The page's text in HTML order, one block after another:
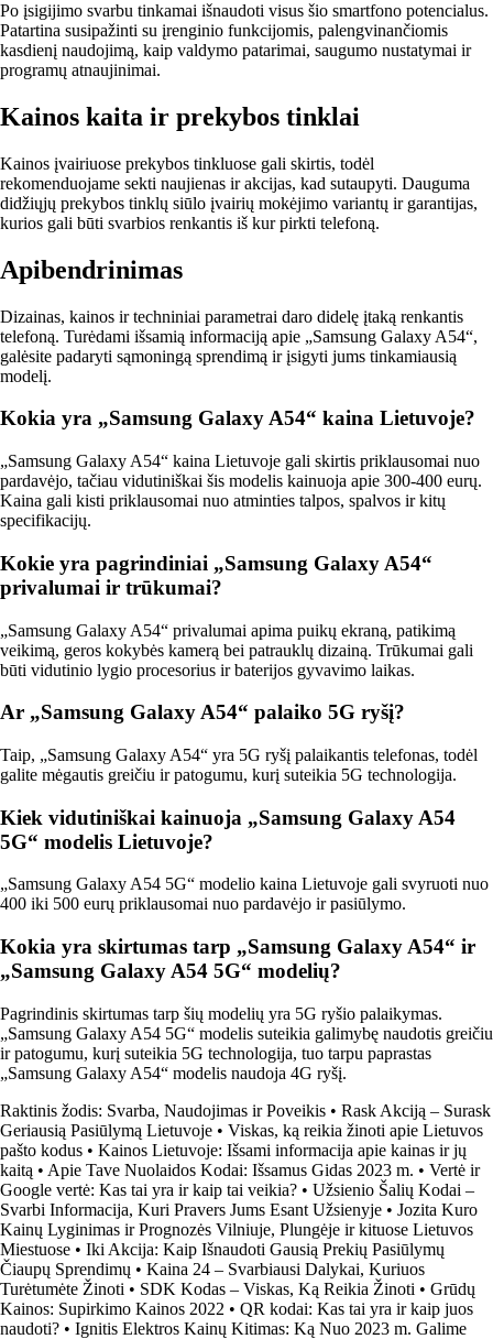
Po įsigijimo svarbu tinkamai išnaudoti visus šio smartfono potencialus.
Patartina susipažinti su įrenginio funkcijomis, palengvinančiomis
kasdienį naudojimą, kaip valdymo patarimai, saugumo nustatymai ir
programų atnaujinimai.
Kainos kaita ir prekybos tinklai
Kainos įvairiuose prekybos tinkluose gali skirtis, todėl
rekomenduojame sekti naujienas ir akcijas, kad sutaupyti. Dauguma
didžiųjų prekybos tinklų siūlo įvairių mokėjimo variantų ir garantijas,
kurios gali būti svarbios renkantis iš kur pirkti telefoną.
Apibendrinimas
Dizainas, kainos ir techniniai parametrai daro didelę įtaką renkantis
telefoną. Turėdami išsamią informaciją apie „Samsung Galaxy A54“,
galėsite padaryti sąmoningą sprendimą ir įsigyti jums tinkamiausią
modelį.
Kokia yra „Samsung Galaxy A54“ kaina Lietuvoje?
„Samsung Galaxy A54“ kaina Lietuvoje gali skirtis priklausomai nuo
pardavėjo, tačiau vidutiniškai šis modelis kainuoja apie 300-400 eurų.
Kaina gali kisti priklausomai nuo atminties talpos, spalvos ir kitų
specifikacijų.
Kokie yra pagrindiniai „Samsung Galaxy A54“
privalumai ir trūkumai?
„Samsung Galaxy A54“ privalumai apima puikų ekraną, patikimą
veikimą, geros kokybės kamerą bei patrauklų dizainą. Trūkumai gali
būti vidutinio lygio procesorius ir baterijos gyvavimo laikas.
Ar „Samsung Galaxy A54“ palaiko 5G ryšį?
Taip, „Samsung Galaxy A54“ yra 5G ryšį palaikantis telefonas, todėl
galite mėgautis greičiu ir patogumu, kurį suteikia 5G technologija.
Kiek vidutiniškai kainuoja „Samsung Galaxy A54
5G“ modelis Lietuvoje?
„Samsung Galaxy A54 5G“ modelio kaina Lietuvoje gali svyruoti nuo
400 iki 500 eurų priklausomai nuo pardavėjo ir pasiūlymo.
Kokia yra skirtumas tarp „Samsung Galaxy A54“ ir
„Samsung Galaxy A54 5G“ modelių?
Pagrindinis skirtumas tarp šių modelių yra 5G ryšio palaikymas.
„Samsung Galaxy A54 5G“ modelis suteikia galimybę naudotis greičiu
ir patogumu, kurį suteikia 5G technologija, tuo tarpu paprastas
„Samsung Galaxy A54“ modelis naudoja 4G ryšį.
Raktinis žodis: Svarba, Naudojimas ir Poveikis • Rask Akciją – Surask
Geriausią Pasiūlymą Lietuvoje • Viskas, ką reikia žinoti apie Lietuvos
pašto kodus • Kainos Lietuvoje: Išsami informacija apie kainas ir jų
kaitą • Apie Tave Nuolaidos Kodai: Išsamus Gidas 2023 m. • Vertė ir
Google vertė: Kas tai yra ir kaip tai veikia? • Užsienio Šalių Kodai –
Svarbi Informacija, Kuri Pravers Jums Esant Užsienyje • Jozita Kuro
Kainų Lyginimas ir Prognozės Vilniuje, Plungėje ir kituose Lietuvos
Miestuose • Iki Akcija: Kaip Išnaudoti Gausią Prekių Pasiūlymų
Čiaupų Sprendimų • Kaina 24 – Svarbiausi Dalykai, Kuriuos
Turėtumėte Žinoti • SDK Kodas – Viskas, Ką Reikia Žinoti • Grūdų
Kainos: Supirkimo Kainos 2022 • QR kodai: Kas tai yra ir kaip juos
naudoti? • Ignitis Elektros Kainų Kitimas: Ką Nuo 2023 m. Galime